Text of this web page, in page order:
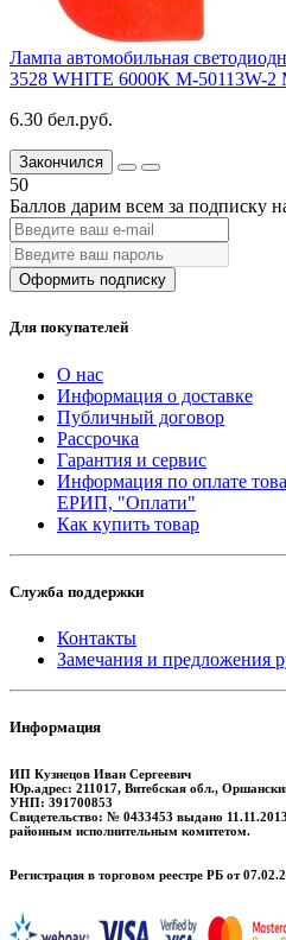
Лампа автомобильная
3528 WHITE 6000K M-50113W-2
6.30 бел.руб.
Закончился
50
Баллов дарим всем за подписку
Оформить подписку
Для покупателей
О нас
Информация о доставке
Публичный договор
Рассрочка
Гарантия и сервис
Информация по оплате
ЕРИП, "Оплати"
Как купить товар
Служба поддержки
Контакты
Замечания и предложения
Информация
ИП Кузнецов Иван Сергеевич
Юр.адрес: 211017, Витебская обл.,
УНП: 391700853
Свидетельство: № 0433453 выдано
районным исполнительным комитетом.
Регистрация в торговом реестре РБ от